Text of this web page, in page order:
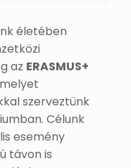
életében
az ERASMUS+
szerveztünk
Célunk
esemény
távon is